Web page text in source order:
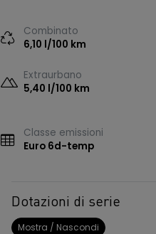
Combinato
6,10 l/100 km
Extraurbano
5,40 l/100 km
Classe emissioni
Euro 6d-temp
Dotazioni di serie
Mostra / Nascondi